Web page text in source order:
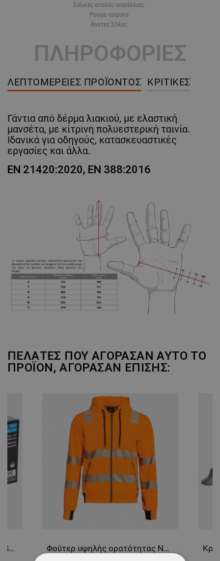
Ειδικές στολές ασφάλειας
Ρουχα ιατρικα
Άνετες Σόλες
ΠΛΗΡΟΦΟΡΙΕΣ
ΛΕΠΤΟΜΈΡΕΙΕΣ ΠΡΟΪΌΝΤΟΣ ΚΡΙΤΙΚΈΣ
Γάντια από δέρμα λιακιού, με ελαστική
μανσέτα, με κίτρινη πολυεστερική ταινία.
Ιδανικά για οδηγούς, κατασκευαστικές
εργασίες και άλλα.
EN 21420:2020, EN 388:2016
ΠΕΛΆΤΕΣ ΠΟΥ ΑΓΌΡΑΣΑΝ ΑΥΤΌ ΤΟ
ΠΡΟΪΌΝ, ΑΓΌΡΑΣΑΝ ΕΠΊΣΗΣ:
Γάντια νιτριλίου μιας χρήσης SETINO NITRILE BLACK Φούτερ υψηλής ορατότητας NOBEL HV ORANGE